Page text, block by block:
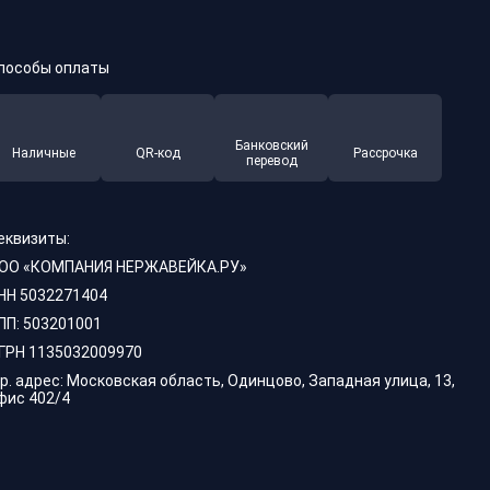
оплаты
Наличные QR-код
Банковский
перевод
Рассрочка
«КОМПАНИЯ НЕРЖАВЕЙКА.РУ»
5032271404
503201001
1135032009970
адрес: Московская область, Одинцово, Западная улица, 13,
402/4